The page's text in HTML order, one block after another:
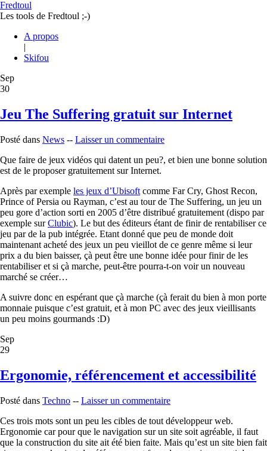
Fredtoul
Les tools de Fredtoul ;-)
A propos
|
Skifou
Sep
30
Jeu The Suffering gratuit sur Internet
Posté dans News -- Laisser un commentaire
Que faire de jeux vidéos qui datent un peu?, et bien une bonne solution
est de le proposer gratuitement sur Internet.
Après par exemple les jeux d’Ubisoft comme Far Cry, Ghost Recon,
Prince of Persia ou Rayman, c’est au tour de The Suffering, un jeu un
peu gore d’action sorti en 2005 d’être distribué gratuitement (dispo par
exemple surClubic). Le but des éditeurs étant de finir de rentabiliser ce
jeu par de la pub intégrée. Etant donné que peu de monde doit
maintenant acheté des jeux un peu vieillot de ce genre même si leur
prix a du bien baisser, çà peut être une bonne idée pour finir de les
rentabiliser et si çà marche, peut-être pourra-t-on voir un nouveau
marché se créer…
A suivre donc en espérant que çà marche (çà ferait du bien à mon porte
monnaie puisque c’est gratuit, et à mon PC avec des jeux vieillisants
un peu moins gourmands :D)
Sep
29
Ergonomie, référencement et accessibilité
Posté dans Techno -- Laisser un commentaire
Ces trois mots sont un peu les cibles de tout développeur web.
Ergonomie car pour que le navigation sur un site soit agréable, il faut
que la construction du site ait été bien faite. Mais qu’est un site bien fait